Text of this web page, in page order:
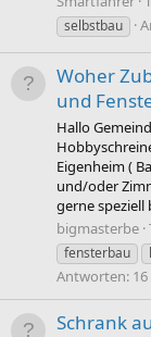
selbstbau
Woher
und
Hallo
Eigenheim (
und/oder
gerne speziell
bigmasterbe
fensterbau
Antworten: 16
Schrank